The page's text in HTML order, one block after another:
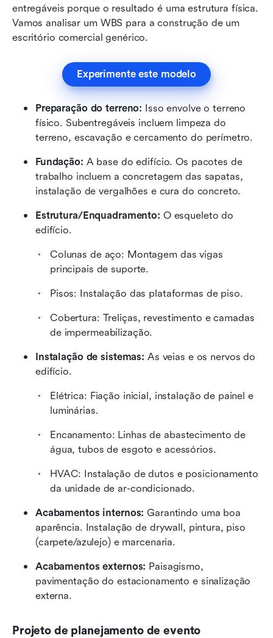
entregáveis porque o resultado é uma estrutura física.
Vamos analisar um WBS para a construção de um
escritório comercial genérico.
Experimente este modelo
Preparação do terreno: Isso envolve o terreno
físico. Subentregáveis incluem limpeza do
terreno, escavação e cercamento do perímetro.
Fundação: A base do edifício. Os pacotes de
trabalho incluem a concretagem das sapatas,
instalação de vergalhões e cura do concreto.
Estrutura/Enquadramento: O esqueleto do
edifício.
Colunas de aço: Montagem das vigas
principais de suporte.
Pisos: Instalação das plataformas de piso.
Cobertura: Treliças, revestimento e camadas
de impermeabilização.
Instalação de sistemas: As veias e os nervos do
edifício.
Elétrica: Fiação inicial, instalação de painel e
luminárias.
Encanamento: Linhas de abastecimento de
água, tubos de esgoto e acessórios.
HVAC: Instalação de dutos e posicionamento
da unidade de ar-condicionado.
Acabamentos internos: Garantindo uma boa
aparência. Instalação de drywall, pintura, piso
(carpete/azulejo) e marcenaria.
Acabamentos externos: Paisagismo,
pavimentação do estacionamento e sinalização
externa.
Projeto de planejamento de evento